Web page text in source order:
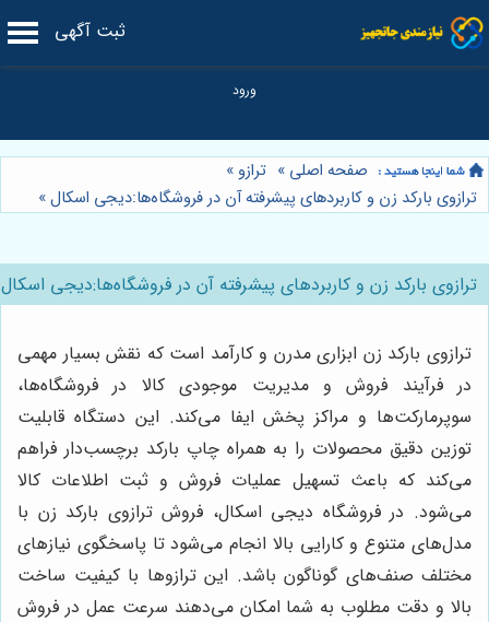
ثبت آگهی
صفحه اصلی » ترازو »
ترازوی بارکد زن و کاربردهای پیشرفته آن در فروشگاه‌ها:دیجی اسکال»
ترازوی بارکد زن و کاربردهای پیشرفته آن در فروشگاه‌ها:دیجی اسکال
ترازوی بارکد زن ابزاری مدرن و کارآمد است که نقش بسیار مهمی
در فرآیند فروش و مدیریت موجودی کالا در فروشگاه‌ها،
سوپرمارکت‌ها و مراکز پخش ایفا می‌کند. این دستگاه قابلیت
توزین دقیق محصولات را به همراه چاپ بارکد برچسب‌دار فراهم
می‌کند که باعث تسهیل عملیات فروش و ثبت اطلاعات کالا
می‌شود. در فروشگاه دیجی اسکال، فروش ترازوی بارکد زن با
مدل‌های متنوع و کارایی بالا انجام می‌شود تا پاسخگوی نیازهای
مختلف صنف‌های گوناگون باشد. این ترازوها با کیفیت ساخت
بالا و دقت مطلوب به شما امکان می‌دهند سرعت عمل در فروش